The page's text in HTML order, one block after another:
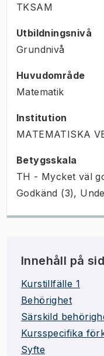
TKSAM
Utbildningsnivå
Grundnivå
Huvudområde
Matematik
Institution
MATEMATISKA
Betygsskala
TH - Mycket väl
Godkänd (3),
Innehåll på
Kurstillfälle 1
Behörighet
Särskild
Kursspecifika
Syfte